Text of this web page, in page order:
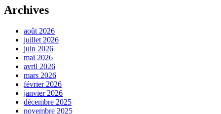
Archives
août 2026
juillet 2026
juin 2026
mai 2026
avril 2026
mars 2026
février 2026
janvier 2026
décembre 2025
novembre 2025